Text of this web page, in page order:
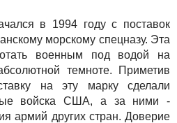
в 1994 году с поставок
морскому спецназу. Эта
военным под водой на
темноте. Приметив
на эту марку сделали
войска США, а за ними -
армий других стран. Доверие